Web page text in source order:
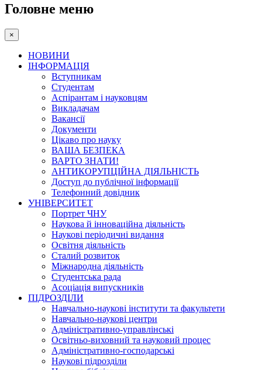
Головне меню
×
НОВИНИ
ІНФОРМАЦІЯ
Вступникам
Студентам
Аспірантам і науковцям
Викладачам
Вакансії
Документи
Цікаво про науку
ВАША БЕЗПЕКА
ВАРТО ЗНАТИ!
АНТИКОРУПЦІЙНА ДІЯЛЬНІСТЬ
Доступ до публічної інформації
Телефонний довідник
УНІВЕРСИТЕТ
Портрет ЧНУ
Наукова й інноваційна діяльність
Наукові періодичні видання
Освітня діяльність
Сталий розвиток
Міжнародна діяльність
Студентська рада
Асоціація випускників
ПІДРОЗДІЛИ
Навчально-наукові інститути та факультети
Навчально-наукові центри
Адміністративно-управлінські
Освітньо-виховний та науковий процес
Адміністративно-господарські
Наукові підрозділи